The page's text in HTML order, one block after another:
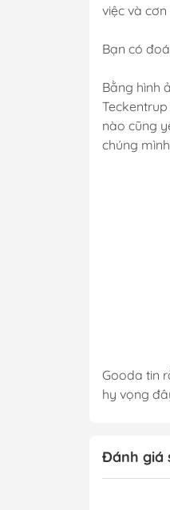
việc và
Bạn có
Bằng hình
nào cũng
chúng
Gooda tin
hy vọng
Đánh giá